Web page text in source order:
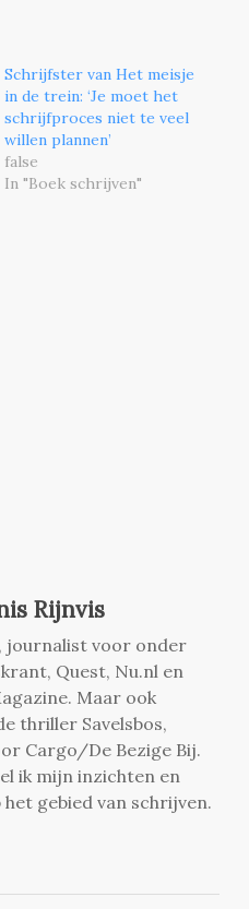
Schrijfster van Het meisje
in de trein: ‘Je moet het
schrijfproces niet te veel
willen plannen’
false
In "Boek schrijven"
Rijnvis
journalist voor onder
Quest, Nu.nl en
Maar ook
thriller Savelsbos,
Cargo/De Bezige Bij.
ik mijn inzichten en
gebied van schrijven.